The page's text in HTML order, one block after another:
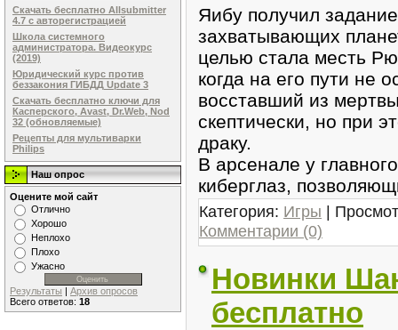
Скачать бесплатно Allsubmitter
4.7 с авторегистрацией
Школа системного
администратора. Видеокурс
(2019)
Юридический курс против
беззакония ГИБДД Update 3
Скачать бесплатно ключи для
Касперского, Avast, Dr.Web, Nod
32 (обновляемые)
Рецепты для мультиварки
Philips
Наш опрос
Оцените мой сайт
Отлично
Хорошо
Неплохо
Плохо
Ужасно
Результаты | Архив опросов
Всего ответов: 18
Яибу получил
захватывающих
целью стала месть
когда на его пути не
восставший из
скептически, но при
драку.
В арсенале у
киберглаз,
Категория: Игры |
Комментарии (0)
Новинки
бесплатно